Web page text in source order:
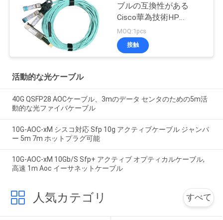
ブルの互換性がある
Cisco華為技術HP
Mikrotikへの100G
MOQ:1pcs
接触
活動的な光ケーブル
40G QSFP28 AOCケーブル、3mのデータ センタのための5m活
動的な光ファイバケーブル
10G-AOC-xM シスコ対応 Sfp 10g アクティブケーブル ジャンパ
ー 5m 7m ホットプラグ可能
10G-AOC-xM 10Gb/S Sfp+ アクティブ オプティカルケーブル,
高速 1m Aoc イーサネットケーブル
人気カテゴリ すべて